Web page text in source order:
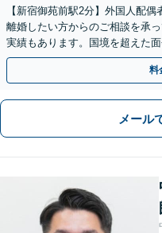
【新宿御苑前駅2分】外国人配
離婚したい方からのご相談を承
実績もあります。国境を超えた
も丁寧に対応します。【初回相
料
メール